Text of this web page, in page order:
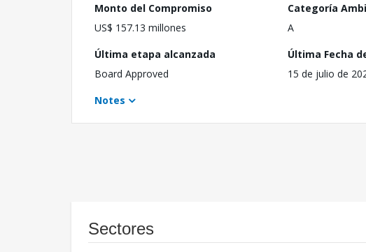
Monto del Compromiso
US$ 157.13 millones
Categoría
A
Última etapa alcanzada
Board Approved
Última Fecha
15 de julio de
Notes
Sectores